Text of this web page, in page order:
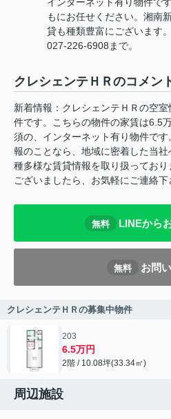
インターネット有り物件で
もにお任せください。湘南
貸も種類豊富にございます
027-226-6908まで。
クレシェンテＨＲのコメン
新着情報：クレシェンテＨＲの空
件です。こちらの物件の家賃は6.5
須の、インターネット有り物件で
報のことなら、地域に密着した当
種多様な賃貸情報を取り扱ってお
ございましたら、お気軽にご連絡下
無料 LINEから
無料 お問
クレシェンテＨＲの募集中物件
203
6.5万円
2階 / 10.08坪(33.34㎡)
周辺施設